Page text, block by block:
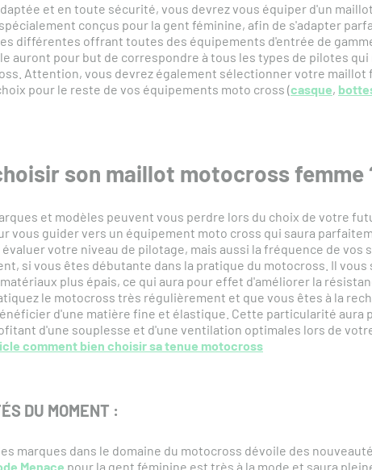
et en toute sécurité, vous devrez vous équiper d'un
conçus pour la gent féminine, afin de s'adapter
différentes offrant toutes des équipements d'entrée de
auront pour but de correspondre à tous les types de pilotes
Attention, vous devrez également sélectionner votre maillot
pour le reste de vos équipements moto cross (casque,
son maillot motocross femme
et modèles peuvent vous perdre lors du choix de votre
vous guider vers un équipement moto cross qui saura
votre niveau de pilotage, mais aussi la fréquence de
si vous êtes débutante dans la pratique du motocross. Il
plus épais, ce qui aura pour effet d'améliorer la
le motocross très régulièrement et que vous êtes à la
d'une matière fine et élastique. Cette particularité
d'une souplesse et d'une ventilation optimales lors de
comment bien choisir sa tenue motocross
DU MOMENT :
marques dans le domaine du motocross dévoile des
Menace pour la gent féminine est très à la mode et saura